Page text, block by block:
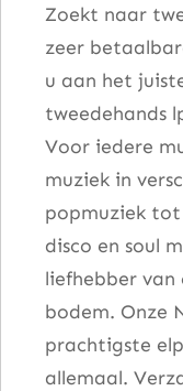
Zoekt naar
zeer
u aan het
tweedehands
Voor iedere
muziek in
popmuziek
disco en soul
liefhebber van
bodem. Onze
prachtigste
allemaal.